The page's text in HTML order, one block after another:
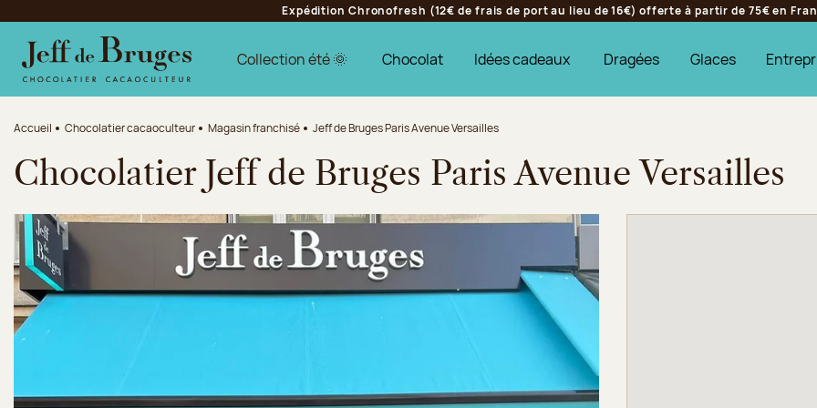
Aller au contenu principal
Aller au pied de page
Expédition Chronofresh (12€ de frais de port au lieu de 16€) offerte à partir de 75€ en
Collection été 🌞 Chocolat Idées cadeaux Dragées Glaces
Accueil Chocolatier cacaoculteur Magasin franchisé Jeff de Bruges Paris Avenue Versailles
Chocolatier Jeff de Bruges Paris Avenue Versailles